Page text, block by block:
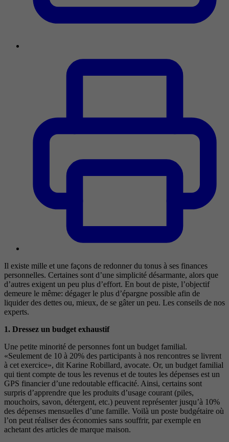
Il existe mille et une façons de redonner du tonus à ses finances
personnelles. Certaines sont d’une simplicité désarmante, alors que
d’autres exigent un peu plus d’effort. En bout de piste, l’objectif
demeure le même: dégager le plus d’épargne possible afin de
liquider des dettes ou, mieux, de se gâter un peu. Les conseils de nos
experts.
1. Dressez un budget exhaustif
Une petite minorité de personnes font un budget familial.
«Seulement de 10 à 20% des participants à nos rencontres se livrent
à cet exercice», dit Karine Robillard, avocate. Or, un budget familial
qui tient compte de tous les revenus et de toutes les dépenses est un
GPS financier d’une redoutable efficacité. Ainsi, certains sont
surpris d’apprendre que les produits d’usage courant (piles,
mouchoirs, savon, détergent, etc.) peuvent représenter jusqu’à 10%
des dépenses mensuelles d’une famille. Voilà un poste budgétaire où
l’on peut réaliser des économies sans souffrir, par exemple en
achetant des articles de marque maison.